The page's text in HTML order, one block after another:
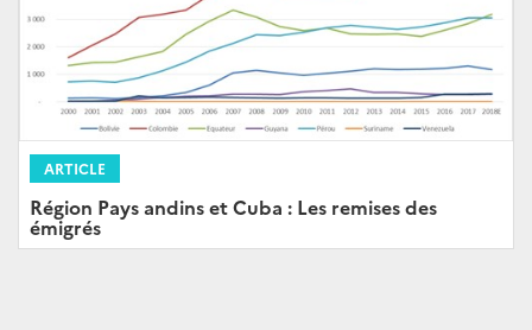
ARTICLE
Région Pays andins et Cuba : Les remises des
émigrés